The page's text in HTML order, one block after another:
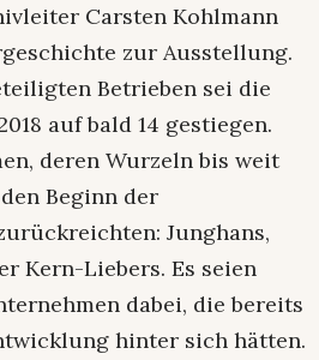
Carsten Kohlmann
zur Ausstellung.
Betrieben sei die
auf bald 14 gestiegen.
deren Wurzeln bis weit
Beginn der
Junghans,
Kern-Liebers. Es seien
dabei, die bereits
hinter sich hätten.